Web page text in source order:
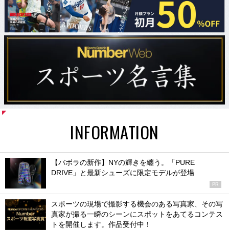
INFORMATION
【バボラの新作】NYの輝きを纏う。「PURE
DRIVE」と最新シューズに限定モデルが登場
PR
スポーツの現場で撮影する機会のある写真家、その写
真家が撮る一瞬のシーンにスポットをあてるコンテス
トを開催します。作品受付中！